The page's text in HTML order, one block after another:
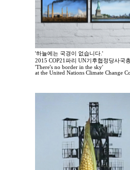
'하늘에는 국경이 없습니다.'
2015 COP21파리 UN기후협정당사국
'There's no border in the sky'
at the United Nations Climate Change